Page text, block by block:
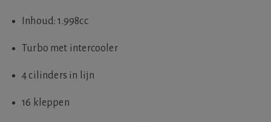
Inhoud: 1.998cc
Turbo met intercooler
4 cilinders in lijn
16 kleppen